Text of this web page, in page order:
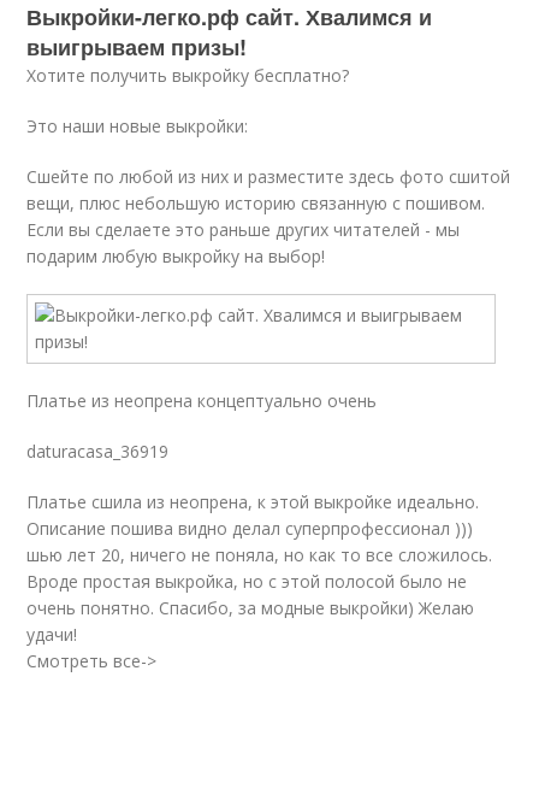
Выкройки-легко.рф сайт. Хвалимся и
выигрываем призы!
Хотите получить выкройку бесплатно?
Это наши новые выкройки:
Сшейте по любой из них и разместите здесь фото сшитой
вещи, плюс небольшую историю связанную с пошивом.
Если вы сделаете это раньше других читателей - мы
подарим любую выкройку на выбор!
Платье из неопрена концептуально очень
daturacasa_36919
Платье сшила из неопрена, к этой выкройке идеально.
Описание пошива видно делал суперпрофессионал )))
шью лет 20, ничего не поняла, но как то все сложилось.
Вроде простая выкройка, но с этой полосой было не
очень понятно. Спасибо, за модные выкройки) Желаю
удачи!
Смотреть все->